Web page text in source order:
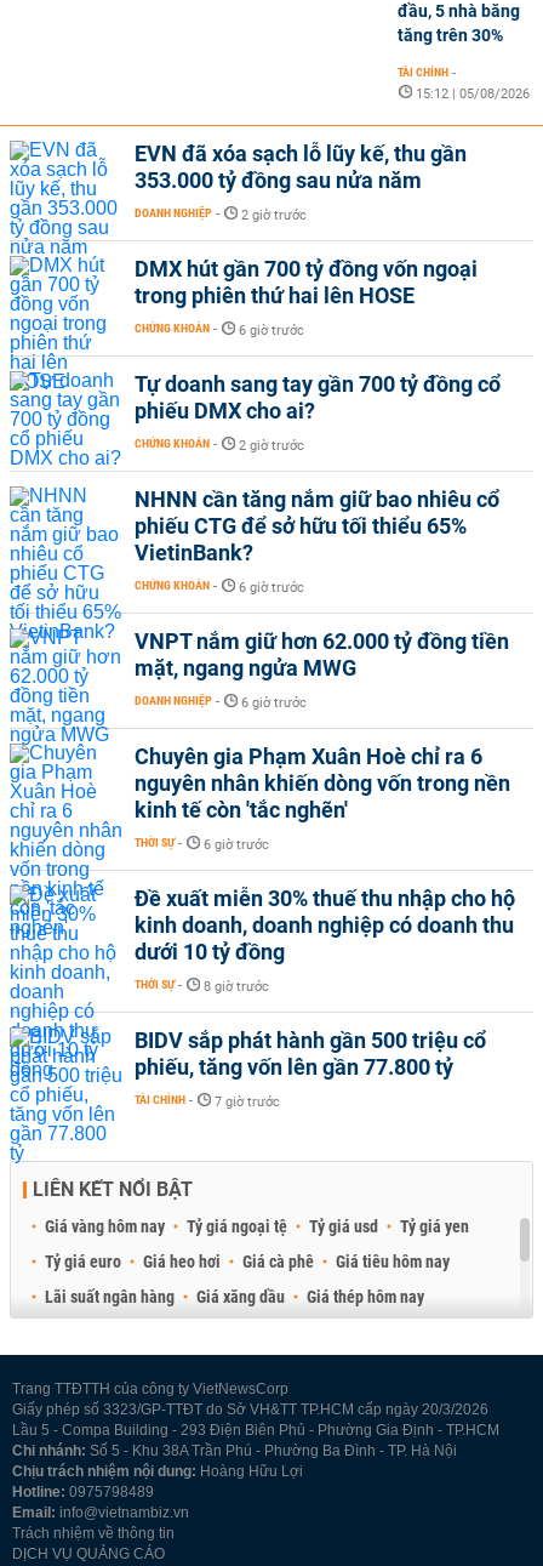
đầu, 5 nhà băng
tăng trên 30%
TÀI CHÍNH -
15:12 | 05/08/2026
EVN đã xóa sạch lỗ lũy kế, thu gần
353.000 tỷ đồng sau nửa năm
DOANH NGHIỆP - 2 giờ trước
DMX hút gần 700 tỷ đồng vốn ngoại
trong phiên thứ hai lên HOSE
CHỨNG KHOÁN - 6 giờ trước
Tự doanh sang tay gần 700 tỷ đồng cổ
phiếu DMX cho ai?
CHỨNG KHOÁN - 2 giờ trước
NHNN cần tăng nắm giữ bao nhiêu cổ
phiếu CTG để sở hữu tối thiểu 65%
VietinBank?
CHỨNG KHOÁN - 6 giờ trước
VNPT nắm giữ hơn 62.000 tỷ đồng tiền
mặt, ngang ngửa MWG
DOANH NGHIỆP - 6 giờ trước
Chuyên gia Phạm Xuân Hoè chỉ ra 6
nguyên nhân khiến dòng vốn trong nền
kinh tế còn 'tắc nghẽn'
THỜI SỰ - 6 giờ trước
Đề xuất miễn 30% thuế thu nhập cho hộ
kinh doanh, doanh nghiệp có doanh thu
dưới 10 tỷ đồng
THỜI SỰ - 8 giờ trước
BIDV sắp phát hành gần 500 triệu cổ
phiếu, tăng vốn lên gần 77.800 tỷ
TÀI CHÍNH - 7 giờ trước
LIÊN KẾT NỔI BẬT
Giá vàng hôm nay Tỷ giá ngoại tệ Tỷ giá usd
Tỷ giá yen
Tỷ giá euro
Giá heo hơi Giá cà phê
Giá tiêu hôm nay
Lãi suất ngân hàng
Giá xăng dầu
Giá thép hôm nay
Trang TTĐTTH của công ty VietNewsCorp
Giấy phép số 3323/GP-TTĐT do Sở VH&TT TP.HCM cấp ngày 20/3/2026
Lầu 5 - Compa Building - 293 Điện Biên Phủ - Phường Gia Định - TP.HCM
Chi nhánh: Số 5 - Khu 38A Trần Phú - Phường Ba Đình - TP. Hà Nội
Chịu trách nhiệm nội dung: Hoàng Hữu Lợi
Hotline: 0975798489
Email: info@vietnambiz.vn
Trách nhiệm về thông tin
DỊCH VỤ QUẢNG CÁO